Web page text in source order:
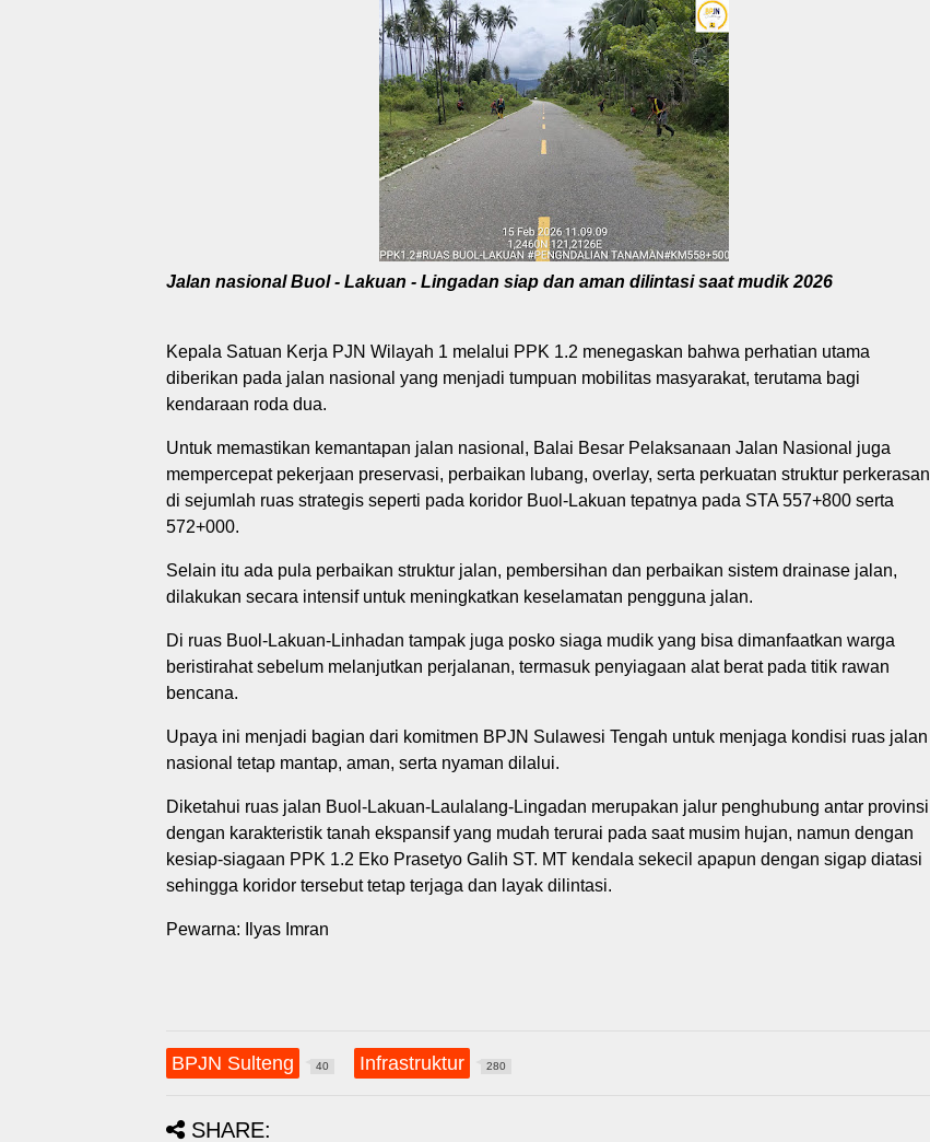
Jalan nasional Buol - Lakuan - Lingadan siap dan aman dilintasi saat mudik 2026
Kepala Satuan Kerja PJN Wilayah 1 melalui PPK 1.2 menegaskan bahwa perhatian utama
diberikan pada jalan nasional yang menjadi tumpuan mobilitas masyarakat, terutama bagi
kendaraan roda dua.
Untuk memastikan kemantapan jalan nasional, Balai Besar Pelaksanaan Jalan Nasional juga
mempercepat pekerjaan preservasi, perbaikan lubang, overlay, serta perkuatan struktur perkerasan
di sejumlah ruas strategis seperti pada koridor Buol-Lakuan tepatnya pada STA 557+800 serta
572+000.
Selain itu ada pula perbaikan struktur jalan, pembersihan dan perbaikan sistem drainase jalan,
dilakukan secara intensif untuk meningkatkan keselamatan pengguna jalan.
Di ruas Buol-Lakuan-Linhadan tampak juga posko siaga mudik yang bisa dimanfaatkan warga
beristirahat sebelum melanjutkan perjalanan, termasuk penyiagaan alat berat pada titik rawan
bencana.
Upaya ini menjadi bagian dari komitmen BPJN Sulawesi Tengah untuk menjaga kondisi ruas jalan
nasional tetap mantap, aman, serta nyaman dilalui.
Diketahui ruas jalan Buol-Lakuan-Laulalang-Lingadan merupakan jalur penghubung antar provinsi
dengan karakteristik tanah ekspansif yang mudah terurai pada saat musim hujan, namun dengan
kesiap-siagaan PPK 1.2 Eko Prasetyo Galih ST. MT kendala sekecil apapun dengan sigap diatasi
sehingga koridor tersebut tetap terjaga dan layak dilintasi.
Pewarna: Ilyas Imran
BPJN Sulteng 40 Infrastruktur 280
SHARE: